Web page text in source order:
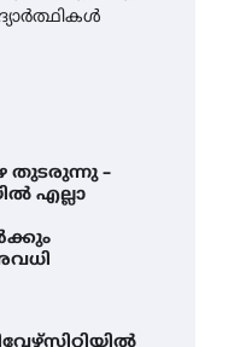
തുടരുന്നു –
എല്ലാ